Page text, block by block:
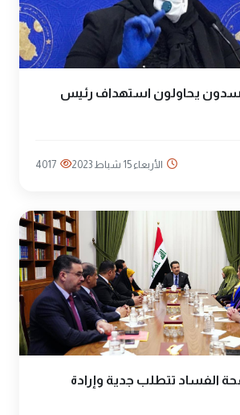
يحاولون استهداف رئيس
الأربعاء 15 شباط 2023 4017
الفساد تتطلب جدية وإرادة